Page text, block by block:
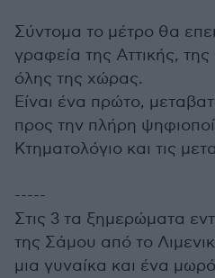
Σύντομα το μέτρο θα
γραφεία της Αττικής,
όλης της χώρας.
Είναι ένα πρώτο,
προς την πλήρη
Κτηματολόγιο και τις
-----
Στις 3 τα ξημερώματα
της Σάμου από το
μια γυναίκα και ένα